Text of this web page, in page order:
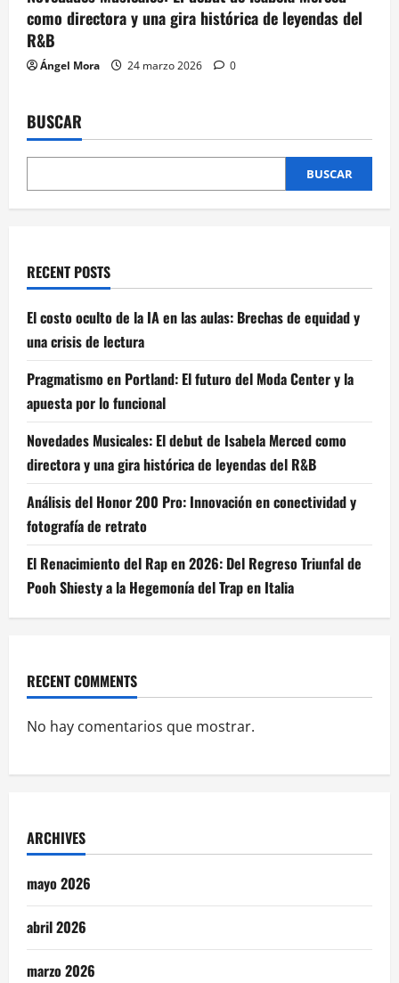
como directora y una gira histórica de leyendas del
R&B
Ángel Mora 24 marzo 2026 0
BUSCAR
BUSCAR
RECENT POSTS
El costo oculto de la IA en las aulas: Brechas de equidad y
una crisis de lectura
Pragmatismo en Portland: El futuro del Moda Center y la
apuesta por lo funcional
Novedades Musicales: El debut de Isabela Merced como
directora y una gira histórica de leyendas del R&B
Análisis del Honor 200 Pro: Innovación en conectividad y
fotografía de retrato
El Renacimiento del Rap en 2026: Del Regreso Triunfal de
Pooh Shiesty a la Hegemonía del Trap en Italia
RECENT COMMENTS
No hay comentarios que mostrar.
ARCHIVES
mayo 2026
abril 2026
marzo 2026